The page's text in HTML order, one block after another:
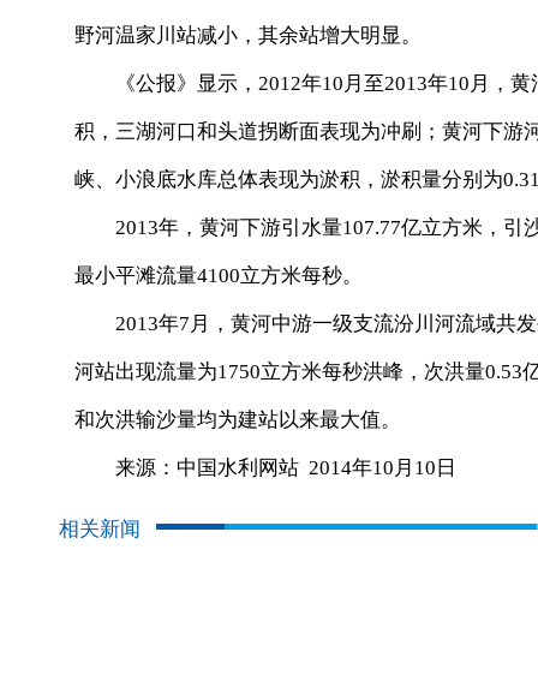
野河温家川站减小，其余站增大明显。
《公报》显示，2012年10月至2013年10月，黄
积，三湖河口和头道拐断面表现为冲刷；黄河下游
峡、小浪底水库总体表现为淤积，淤积量分别为
2013年，黄河下游引水量107.77亿立方米，引
最小平滩流量4100立方米每秒。
2013年7月，黄河中游一级支流汾川河流域共发
河站出现流量为1750立方米每秒洪峰，次洪量
和次洪输沙量均为建站以来最大值。
来源：中国水利网站 2014年10月10日
相关新闻